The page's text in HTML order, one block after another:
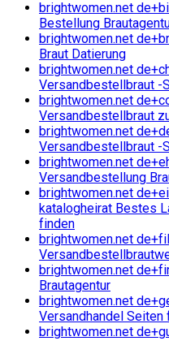
brightwomen.net
Bestellung
brightwomen.net
Braut Datierung
brightwomen.net
Versandbestellbraut -
brightwomen.net
Versandbestellbraut
brightwomen.net
Versandbestellbraut -
brightwomen.net
Versandbestellung
brightwomen.net
katalogheirat Bestes
finden
brightwomen.net
brightwomen.net
Brautagentur
brightwomen.net
Versandhandel Seiten
brightwomen.net